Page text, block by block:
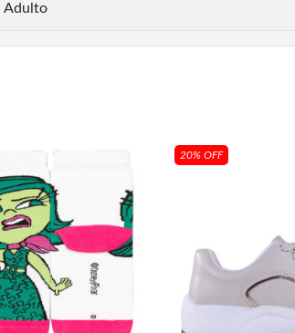
Adulto
20% OFF